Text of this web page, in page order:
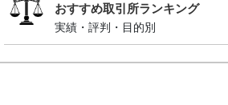
おすすめ取引所ランキング
実績・評判・目的別